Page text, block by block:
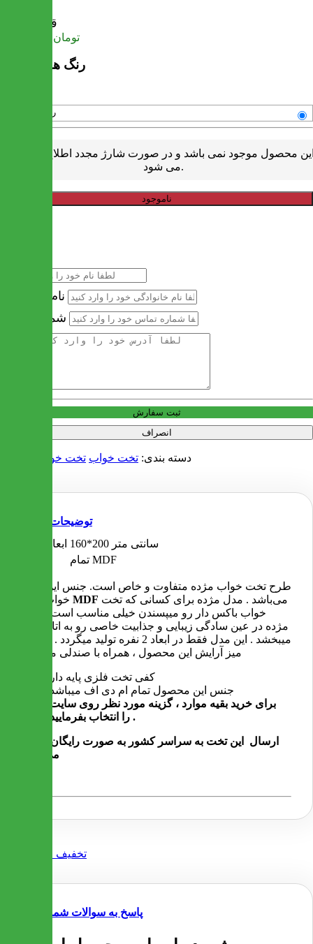
قیمت
تومان
رنگ های موجود
رنگبندی متنوع
محصول موجود نمی باشد و در صورت شارژ مجدد اطلاع رسانی
می شود.
ناموجود
نام خانوادگی
شماره تماس
ثبت سفارش
انصراف
دسته بندی: تخت خواب تخت خواب دو نفره
توضیحات
ابعاد تخت
160*200 سانتی متر
تمام MDF
طرح تخت خواب مژده متفاوت و خاص است. جنس این تخت
خواب تمام MDF
خواب باکس دار رو میپسندن خیلی مناسب است . مدل
مژده در عین سادگی زیبایی و جذابیت خاصی رو به اتاق شما
میبخشد . این مدل فقط در ابعاد 2 نفره تولید میگردد . (قیمت
میز آرایش این محصول ، همراه با صندلی میباشد)
جنس این محصول تمام ام دی اف میباشد
برای خرید بقیه موارد ، گزینه مورد نظر روی سایت
را انتخاب بفرمایید .
می شود
پاسخ به سوالات شما